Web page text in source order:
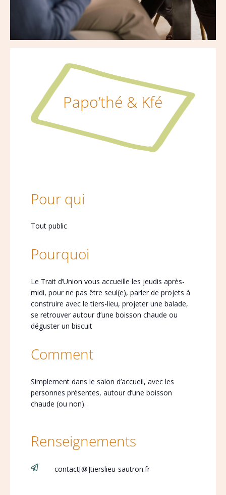
Papo’thé & Kfé
Pour qui
Tout public
Pourquoi
Le Trait d’Union vous accueille les jeudis après-
midi, pour ne pas être seul(e), parler de projets à
construire avec le tiers-lieu, projeter une balade,
se retrouver autour d’une boisson chaude ou
déguster un biscuit
Comment
Simplement dans le salon d’accueil, avec les
personnes présentes, autour d’une boisson
chaude (ou non).
Renseignements
 contact[@]tierslieu-sautron.fr